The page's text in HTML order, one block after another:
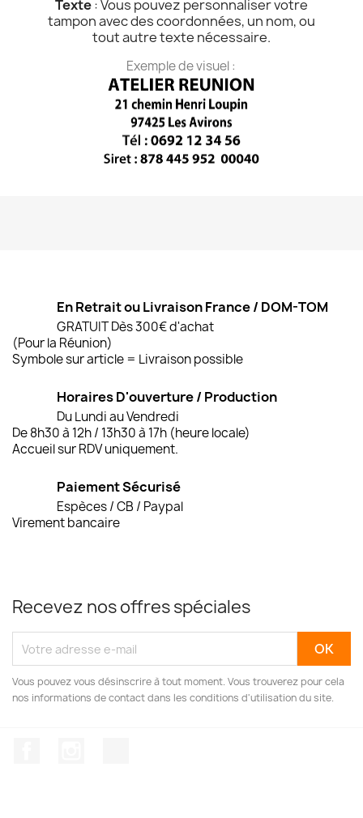
Texte: Vous pouvez personnaliser votre
tampon avec des coordonnées, un nom, ou
tout autre texte nécessaire.
Exemple de visuel :
En Retrait ou Livraison France / DOM-TOM
GRATUIT Dès 300€ d'achat
(Pour la Réunion)
Symbole sur article = Livraison possible
Horaires D'ouverture / Production
Du Lundi au Vendredi
De 8h30 à 12h / 13h30 à 17h (heure locale)
Accueil sur RDV uniquement.
Paiement Sécurisé
Espèces / CB / Paypal
Virement bancaire
Recevez nos offres spéciales
Vous pouvez vous désinscrire à tout moment. Vous trouverez pour cela
nos informations de contact dans les conditions d'utilisation du site.